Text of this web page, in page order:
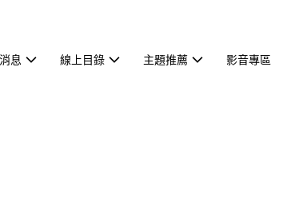
息 線上目錄 主題推薦 影音專區